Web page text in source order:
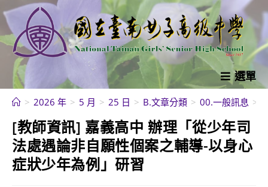
跳
轉
至
內
選單
> 2026 年 > 5 月 > 25 日 > B.文章分類 > 00.一般訊息 >
[教師資訊] 嘉義高中 辦理「從少年司
法處遇論非自願性個案之輔導-以身心
症狀少年為例」研習